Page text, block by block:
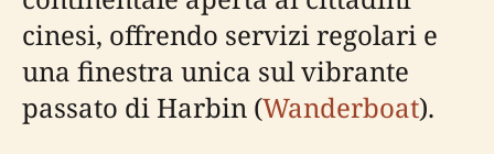
cinesi, offrendo servizi regolari e
una finestra unica sul vibrante
passato di Harbin (Wanderboat).